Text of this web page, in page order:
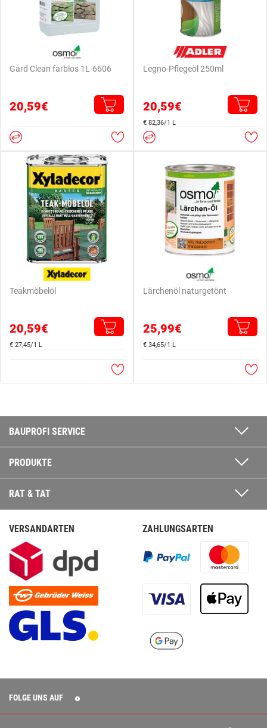
Gard Clean farblos 1L-6606
20,59€
Legno-Pflegeöl 250ml
20,59€
€ 82,36/1 L
Teakmöbelöl
20,59€
€ 27,45/1 L
Lärchenöl naturgetönt
25,99€
€ 34,65/1 L
BAUPROFI SERVICE
PRODUKTE
RAT & TAT
VERSANDARTEN ZAHLUNGSARTEN
FOLGE UNS AUF